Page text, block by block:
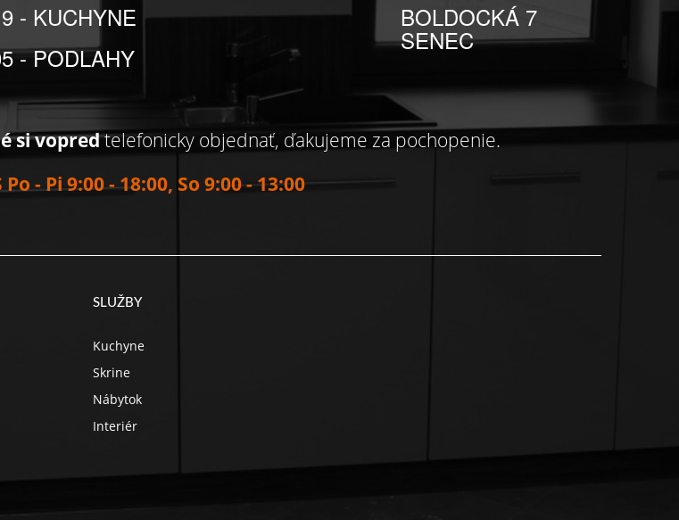
- KUCHYNE
- PODLAHY
BOLDOCKÁ 7
SENEC
si vopredtelefonicky objednať, ďakujeme za pochopenie.
Po - Pi 9:00 - 18:00, So 9:00 - 13:00
SLUŽBY
Kuchyne
Skrine
Nábytok
Interiér